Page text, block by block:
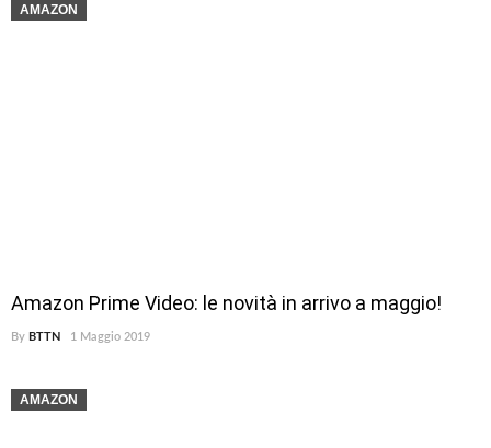
AMAZON
Amazon Prime Video: le novità in arrivo a maggio!
By BTTN 1 Maggio 2019
AMAZON